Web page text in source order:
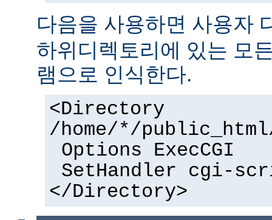
다음을 사용하면 사용자
하위디렉토리에 있는 모
램으로 인식한다.
<Directory
/home/*/
Options ExecCGI
SetHandler cgi-
</Directory>